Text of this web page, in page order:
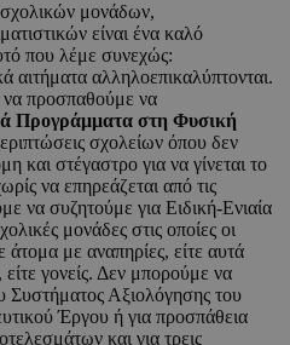
μονάδων,
είναι ένα καλό
που λέμε συνεχώς:
αιτήματα αλληλοεπικαλύπτονται.
να προσπαθούμε να
Προγράμματα στη Φυσική
σχολείων όπου δεν
και στέγαστρο για να γίνεται το
να επηρεάζεται από τις
να συζητούμε για Ειδική-Ενιαία
μονάδες στις οποίες οι
άτομα με αναπηρίες, είτε αυτά
είτε γονείς. Δεν μπορούμε να
Συστήματος Αξιολόγησης του
Έργου ή για προσπάθεια
και για τρεις